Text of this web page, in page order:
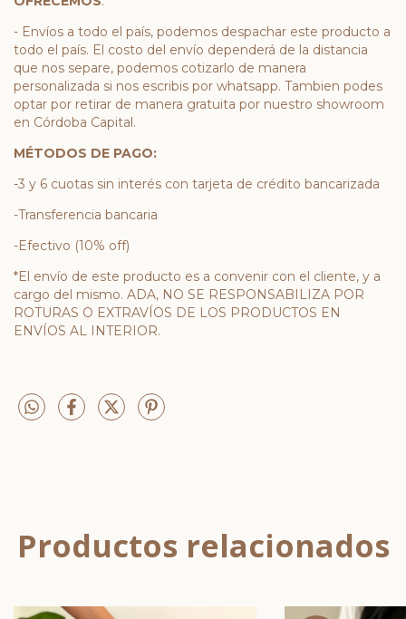
- Envíos a todo el país, podemos despachar este producto a
todo el país. El costo del envío dependerá de la distancia
que nos separe, podemos cotizarlo de manera
personalizada si nos escribis por whatsapp. Tambien podes
optar por retirar de manera gratuita por nuestro showroom
en Córdoba Capital.
MÉTODOS DE PAGO:
-3 y 6 cuotas sin interés con tarjeta de crédito bancarizada
-Transferencia bancaria
-Efectivo (10% off)
*El envío de este producto es a convenir con el cliente, y a
cargo del mismo. ADA, NO SE RESPONSABILIZA POR
ROTURAS O EXTRAVÍOS DE LOS PRODUCTOS EN
ENVÍOS AL INTERIOR.
Productos relacionados